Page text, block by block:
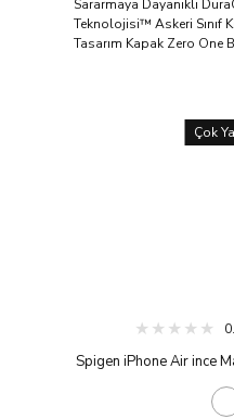
Çok
Spigen iPhone Air ince
Sararmaya Dayanıklı
Teknolojisi™ Askeri